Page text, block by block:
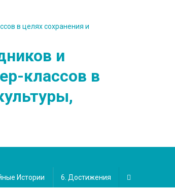
и
классов в
Истории 6. Достижения